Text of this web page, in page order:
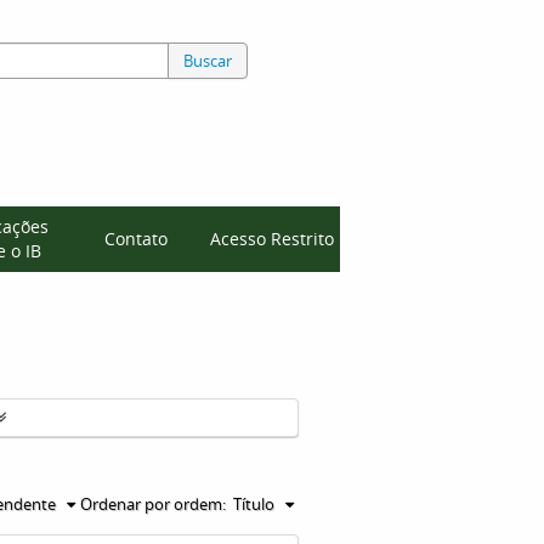
Buscar
o IB
Contato Acesso Restrito
Ordenar por ordem: Título